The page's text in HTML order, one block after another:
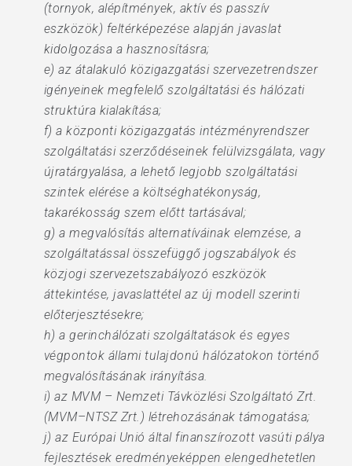
(tornyok, alépítmények, aktív és passzív
eszközök) feltérképezése alapján javaslat
kidolgozása a hasznosításra;
e) az átalakuló közigazgatási szervezetrendszer
igényeinek megfelelő szolgáltatási és hálózati
struktúra kialakítása;
f) a központi közigazgatás intézményrendszer
szolgáltatási szerződéseinek felülvizsgálata, vagy
újratárgyalása, a lehető legjobb szolgáltatási
szintek elérése a költséghatékonyság,
takarékosság szem előtt tartásával;
g) a megvalósítás alternatíváinak elemzése, a
szolgáltatással összefüggő jogszabályok és
közjogi szervezetszabályozó eszközök
áttekintése, javaslattétel az új modell szerinti
előterjesztésekre;
h) a gerinchálózati szolgáltatások és egyes
végpontok állami tulajdonú hálózatokon történő
megvalósításának irányítása.
i) az MVM – Nemzeti Távközlési Szolgáltató Zrt.
(MVM–NTSZ Zrt.) létrehozásának támogatása;
j) az Európai Unió által finanszírozott vasúti pálya
fejlesztések eredményeképpen elengedhetetlen